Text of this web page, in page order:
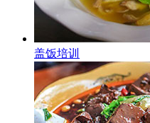
盖饭培训